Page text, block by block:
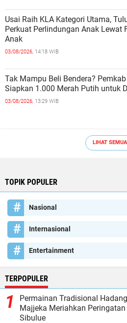
Usai Raih KLA Kategori Utama,
Perkuat Perlindungan Anak Lewat
Anak
03/08/2026, 14:18 WIB
Tak Mampu Beli Bendera?
Siapkan 1.000 Merah Putih untuk
03/08/2026, 13:29 WIB
LIHAT SEMUA
TOPIK POPULER
Nasional
Internasional
Entertainment
TERPOPULER
Permainan Tradisional
Majjeka Meriahkan Peringatan
Sibulue